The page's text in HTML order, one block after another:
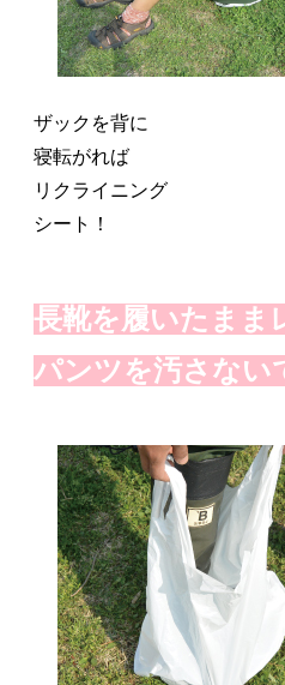
ザックを背に
寝転がれば
リクライニング
シート！
長靴を履いたまま
パンツを汚さない